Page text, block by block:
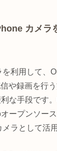
カメラ
利用して、
や録画を行
な手段です
ープンソー
ラとして活